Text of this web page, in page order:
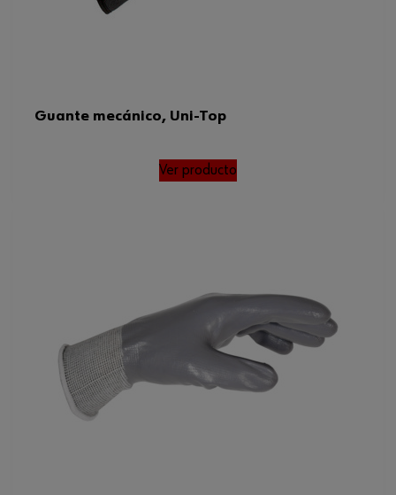
Guante mecánico, Uni-Top
Ver producto